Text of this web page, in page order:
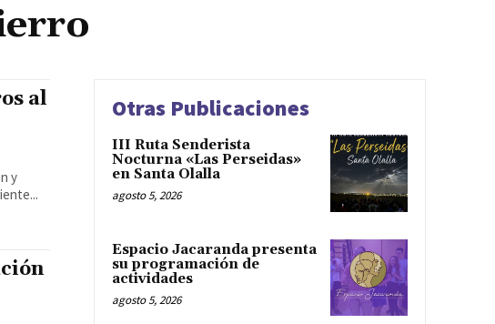
al
y
Otras Publicaciones
III Ruta Senderista
Nocturna «Las Perseidas»
en Santa Olalla
agosto 5, 2026
Espacio Jacaranda presenta
su programación de
actividades
agosto 5, 2026